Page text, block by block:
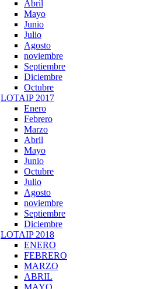
Abril
Mayo
Junio
Julio
Agosto
noviembre
Septiembre
Diciembre
Octubre
LOTAIP 2017
Enero
Febrero
Marzo
Abril
Mayo
Junio
Octubre
Julio
Agosto
noviembre
Septiembre
Diciembre
LOTAIP 2018
ENERO
FEBRERO
MARZO
ABRIL
MAYO